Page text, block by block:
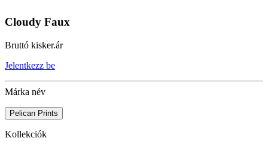
Cloudy Faux
Bruttó kisker.ár
Jelentkezz be
Márka név
Pelican Prints
Kollekciók